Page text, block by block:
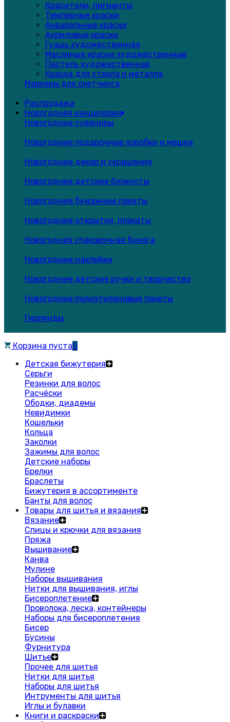
Красители, пигменты
Темперные краски
Акварельные краски
Акриловые краски
Гуашь художественная
Масляные краски художественные
Пастель художественная
Краска для стекла и металла
Маркеры для скетчинга
Распродажа
Новогодняя канцелярия
Новогодние сувениры
Новогодние подарочные коробки и мешки
Новогодние декор и украшения
Новогодние детские блокноты
Новогодние бумажные пакеты
Новогодние открытки, плакаты
Новогодняя упаковочная бумага
Новогодние наклейки
Новогодние детские ручки и творчество
Новогодние полиэтиленовые пакеты
Гирлянды
Корзина пуста0
Детская бижутерия
Серьги
Резинки для волос
Расчёски
Ободки, диадемы
Невидимки
Кошельки
Кольца
Заколки
Зажимы для волос
Детские наборы
Брелки
Браслеты
Бижутерия в ассортименте
Банты для волос
Товары для шитья и вязания
Вязание
Спицы и крючки для вязания
Пряжа
Вышивание
Канва
Мулине
Наборы вышивания
Нитки для вышивания, иглы
Бисероплетение
Проволока, леска, контейнеры
Наборы для бисероплетения
Бисер
Бусины
Фурнитура
Шитье
Прочее для шитья
Нитки для шитья
Наборы для шитья
Интрументы для шитья
Иглы и булавки
Книги и раскраски